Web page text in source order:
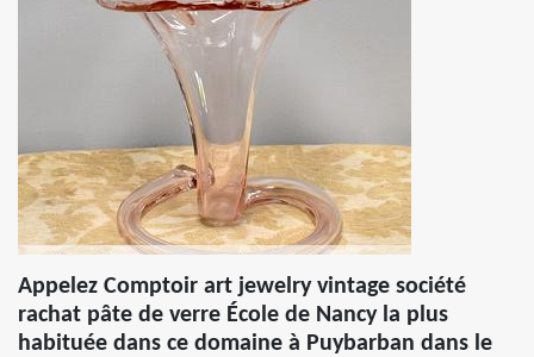
Appelez Comptoir art jewelry vintage société
rachat pâte de verre École de Nancy la plus
habituée dans ce domaine à Puybarban dans le